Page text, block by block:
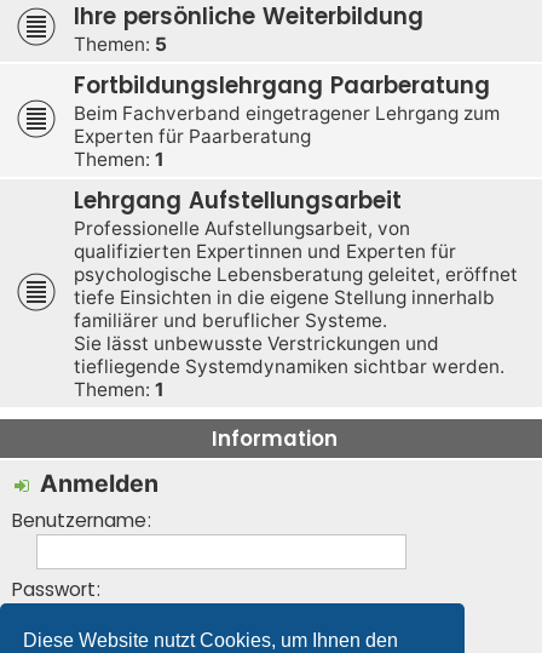
Diese Website nutzt Cookies, um Ihnen den
Ihre persönliche Weiterbildung
Themen: 5
Fortbildungslehrgang Paarberatung
Beim Fachverband eingetragener Lehrgang zum
Experten für Paarberatung
Themen: 1
Lehrgang Aufstellungsarbeit
Professionelle Aufstellungsarbeit, von
qualifizierten Expertinnen und Experten für
psychologische Lebensberatung geleitet, eröffnet
tiefe Einsichten in die eigene Stellung innerhalb
familiärer und beruflicher Systeme.
Sie lässt unbewusste Verstrickungen und
tiefliegende Systemdynamiken sichtbar werden.
Themen: 1
Information
Anmelden
Benutzername:
Passwort: